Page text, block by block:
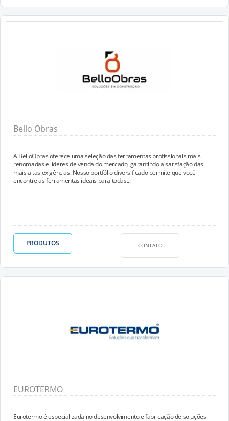
Bello Obras
A BelloObras oferece uma seleção das ferramentas profissionais mais
renomadas e líderes de venda do mercado, garantindo a satisfação das
mais altas exigências. Nosso portfólio diversificado permite que você
encontre as ferramentas ideais para todas...
PRODUTOS CONTATO
EUROTERMO
Eurotermo é especializada no desenvolvimento e fabricação de soluções